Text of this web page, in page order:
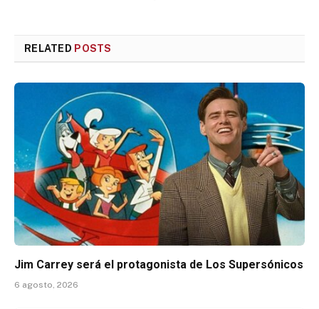
RELATED POSTS
Jim Carrey será el protagonista de Los Supersónicos
6 agosto, 2026